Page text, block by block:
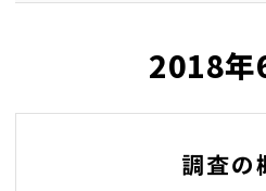
2018年
調査の